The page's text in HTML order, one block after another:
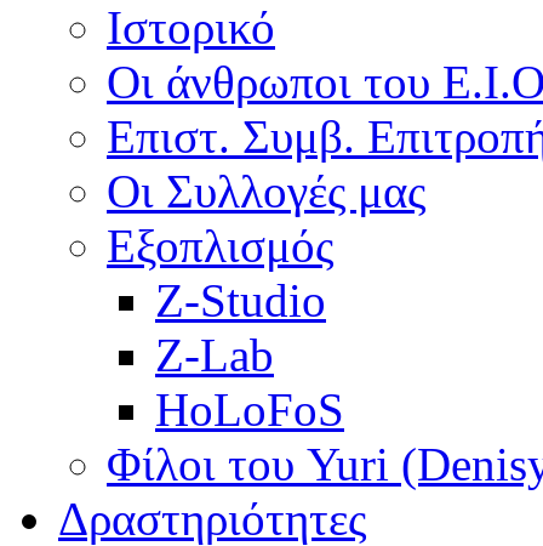
Ιστορικό
Οι άνθρωποι του
Επιστ. Συμβ.
Οι Συλλογές μας
Εξοπλισμός
Z-Studio
Z-Lab
HoLoFoS
Φίλοι του Yuri
Δραστηριότητες